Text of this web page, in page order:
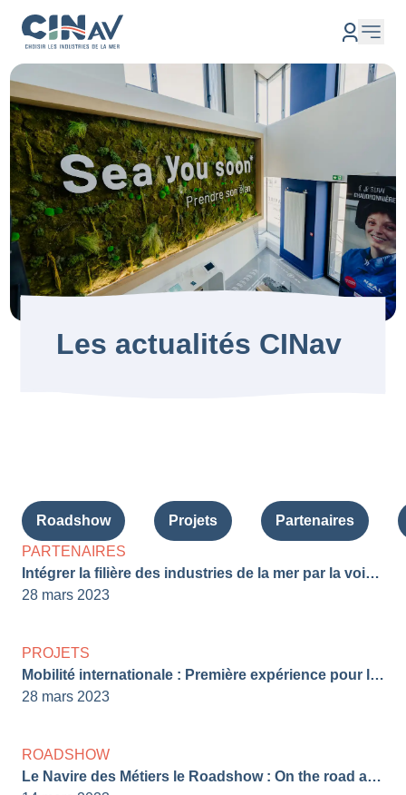
Les actualités CINav
Roadshow Projets
Partenaires
PARTENAIRES
Intégrer la filière des industries de la mer par la voie de l’apprentissage !
28 mars 2023
PROJETS
Mobilité internationale : Première expérience pour les apprenants
28 mars 2023
ROADSHOW
Le Navire des Métiers le Roadshow : On the road again !